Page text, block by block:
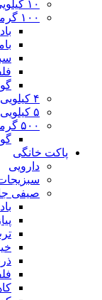
۱۰ کیلویی
۱۰۰ گرمی
۴ کیلویی
۵ کیلویی
۵۰۰ گرمی
پاکت خانگی
دارویی
صیفی